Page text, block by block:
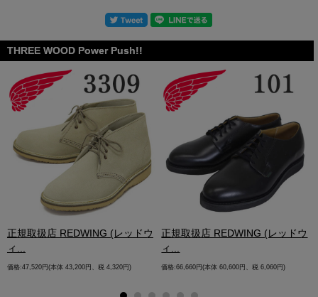
THREE WOOD Power Push!!
正規取扱店 REDWING (レッドウ
ィ...
価格:47,520円(本体 43,200円、税 4,320円)
正規取扱店 REDWING (レッドウ
ィ...
価格:66,660円(本体 60,600円、税 6,060円)